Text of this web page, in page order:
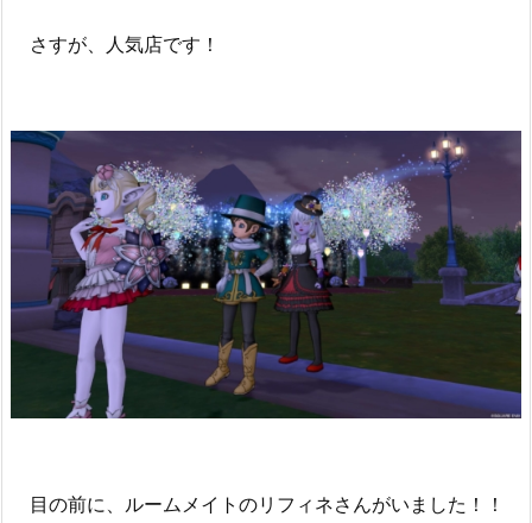
さすが、人気店です！
目の前に、ルームメイトのリフィネさんがいました！！